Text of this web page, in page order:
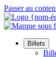
Passer au
Billets